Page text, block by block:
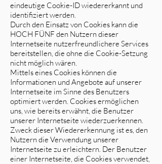
eindeutige Cookie-ID wiedererkannt und
identifiziert werden.
Durch den Einsatz von Cookies kann die
HOCH FÜNF den Nutzern dieser
Internetseite nutzerfreundlichere Services
bereitstellen, die ohne die Cookie-Setzung
nicht möglich wären.
Mittels eines Cookies können die
Informationen und Angebote auf unserer
Internetseite im Sinne des Benutzers
optimiert werden. Cookies ermöglichen
uns, wie bereits erwähnt, die Benutzer
unserer Internetseite wiederzuerkennen.
Zweck dieser Wiedererkennung ist es, den
Nutzern die Verwendung unserer
Internetseite zu erleichtern. Der Benutzer
einer Internetseite, die Cookies verwendet,